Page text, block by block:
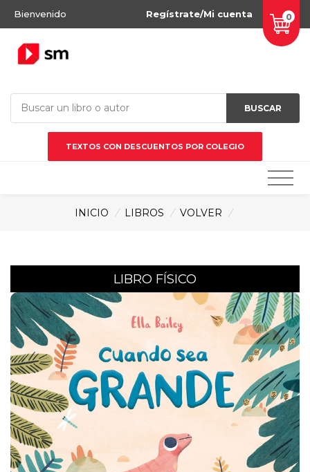
Bienvenido 0
Regístrate/Mi cuenta
BUSCAR
TEXTOS CON DESCUENTOS POR COLEGIO
INICIO / LIBROS / VOLVER /
LIBRO FÍSICO